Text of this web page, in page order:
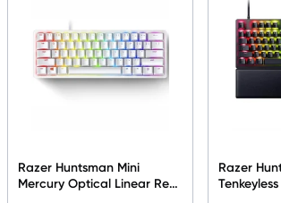
Razer Huntsman Mini
Mercury Optical Linear Red
Razer